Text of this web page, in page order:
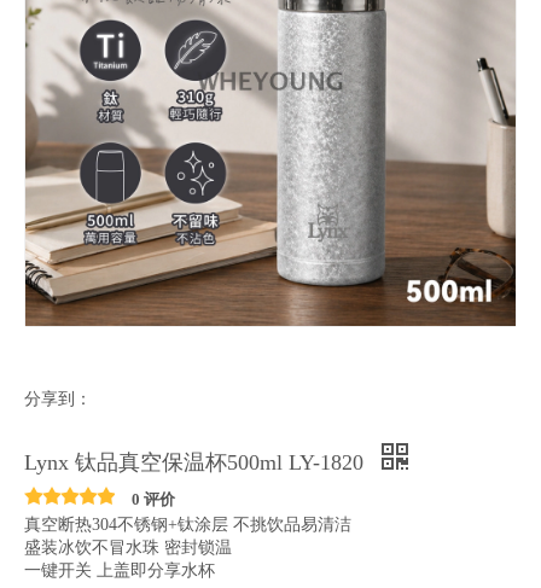
分享到：
Lynx 钛品真空保温杯500ml LY-1820
0 评价
真空断热304不锈钢+钛涂层 不挑饮品易清洁
盛装冰饮不冒水珠 密封锁温
一键开关 上盖即分享水杯